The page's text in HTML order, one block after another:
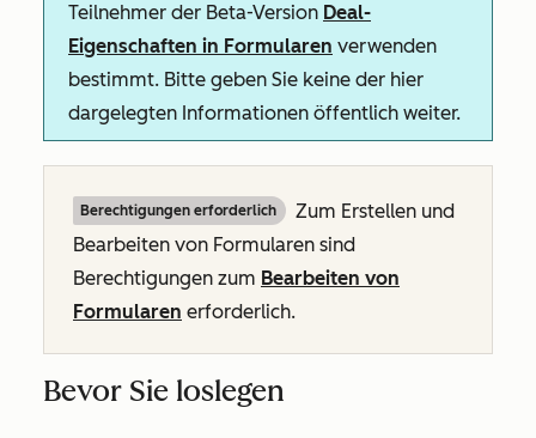
Teilnehmer der Beta-Version Deal-
Eigenschaften in Formularen verwenden
bestimmt. Bitte geben Sie keine der hier
dargelegten Informationen öffentlich weiter.
Berechtigungen erforderlich
Zum Erstellen und
Bearbeiten von Formularen sind
Berechtigungen zum Bearbeiten von
Formularen erforderlich.
Bevor Sie loslegen